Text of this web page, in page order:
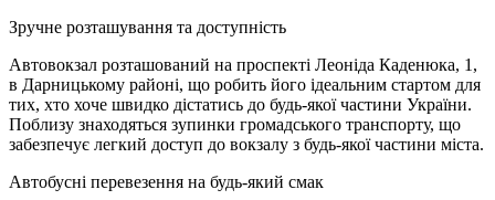
Зручне розташування та доступність
Автовокзал розташований на проспекті Леоніда Каденюка, 1,
в Дарницькому районі, що робить його ідеальним стартом для
тих, хто хоче швидко дістатись до будь-якої частини України.
Поблизу знаходяться зупинки громадського транспорту, що
забезпечує легкий доступ до вокзалу з будь-якої частини міста.
Автобусні перевезення на будь-який смак